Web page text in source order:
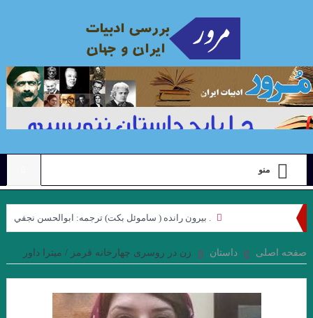
منو
. بيرون رانده ( ساموئل بكت) ترجمه: ابوالحسن نجفي
علیرضا ذیحق ، نقدی بر مجموعه شعر ” کوچه نشین ِ کوچه بن بست ”
صفحه اصلی داستان زن در روسری چهارخانه قرمز / میترا داور